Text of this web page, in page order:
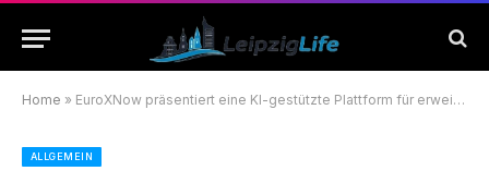
Home » EuroXNow präsentiert eine KI-gestützte Plattform für erweiterte Erkenntnisse und Analysen
ALLGEMEIN